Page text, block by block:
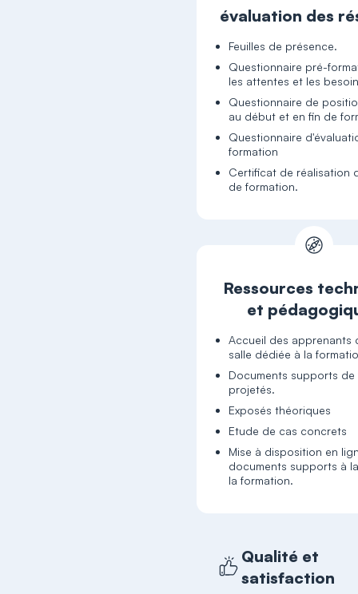
évaluation des
Feuilles de présence.
Questionnaire pré-
les attentes et les
Questionnaire de
au début et en fin de
Questionnaire
formation
Certificat de réalisation
de formation.
Ressources
et
Accueil des apprenants
salle dédiée à la
Documents supports
projetés.
Exposés théoriques
Etude de cas concrets
Mise à disposition en
documents supports à
la formation.
Qualité et
satisfaction